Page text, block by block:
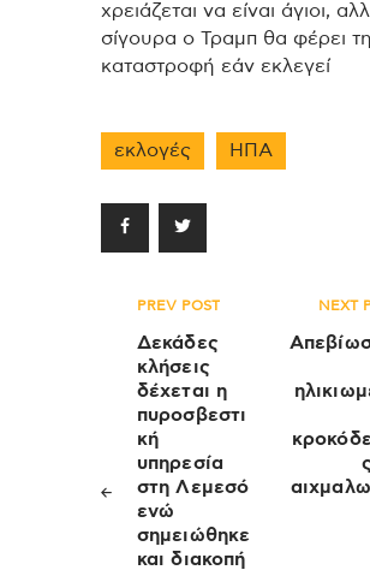
χρειάζεται να είναι άγιοι,
σίγουρα ο Τραμπ θα φέρει
καταστροφή εάν εκλεγεί
εκλογές ΗΠΑ
Πλοήγηση
άρθρων
PREV POST
Δεκάδες
κλήσεις
δέχεται η
πυροσβεστι
κή
υπηρεσία
στη Λεμεσό
ενώ
σημειώθηκε
και διακοπή
NEXT